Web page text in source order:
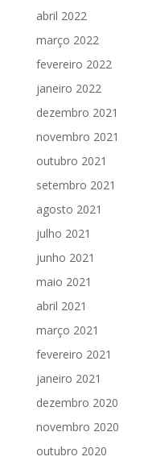
abril 2022
março 2022
fevereiro 2022
janeiro 2022
dezembro 2021
novembro 2021
outubro 2021
setembro 2021
agosto 2021
julho 2021
junho 2021
maio 2021
abril 2021
março 2021
fevereiro 2021
janeiro 2021
dezembro 2020
novembro 2020
outubro 2020